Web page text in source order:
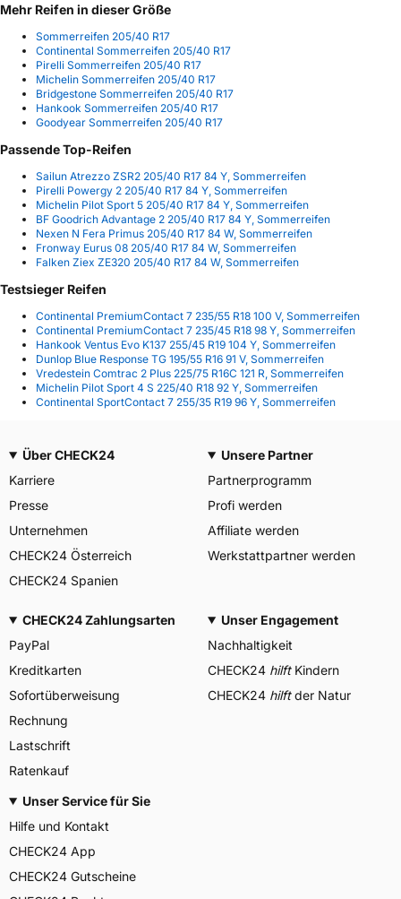
Mehr Reifen in dieser Größe
Sommerreifen 205/40 R17
Continental Sommerreifen 205/40 R17
Pirelli Sommerreifen 205/40 R17
Michelin Sommerreifen 205/40 R17
Bridgestone Sommerreifen 205/40 R17
Hankook Sommerreifen 205/40 R17
Goodyear Sommerreifen 205/40 R17
Passende Top-Reifen
Sailun Atrezzo ZSR2 205/40 R17 84 Y, Sommerreifen
Pirelli Powergy 2 205/40 R17 84 Y, Sommerreifen
Michelin Pilot Sport 5 205/40 R17 84 Y, Sommerreifen
BF Goodrich Advantage 2 205/40 R17 84 Y, Sommerreifen
Nexen N Fera Primus 205/40 R17 84 W, Sommerreifen
Fronway Eurus 08 205/40 R17 84 W, Sommerreifen
Falken Ziex ZE320 205/40 R17 84 W, Sommerreifen
Testsieger Reifen
Continental PremiumContact 7 235/55 R18 100 V, Sommerreifen
Continental PremiumContact 7 235/45 R18 98 Y, Sommerreifen
Hankook Ventus Evo K137 255/45 R19 104 Y, Sommerreifen
Dunlop Blue Response TG 195/55 R16 91 V, Sommerreifen
Vredestein Comtrac 2 Plus 225/75 R16C 121 R, Sommerreifen
Michelin Pilot Sport 4 S 225/40 R18 92 Y, Sommerreifen
Continental SportContact 7 255/35 R19 96 Y, Sommerreifen
Über CHECK24
Karriere
Presse
Unternehmen
CHECK24 Österreich
CHECK24 Spanien
Unsere Partner
Partnerprogramm
Profi werden
Affiliate werden
Werkstattpartner werden
CHECK24 Zahlungsarten
PayPal
Kreditkarten
Sofortüberweisung
Rechnung
Lastschrift
Ratenkauf
Unser Engagement
Nachhaltigkeit
CHECK24 hilftKindern
CHECK24 hilftder Natur
Unser Service für Sie
Hilfe und Kontakt
CHECK24 App
CHECK24 Gutscheine